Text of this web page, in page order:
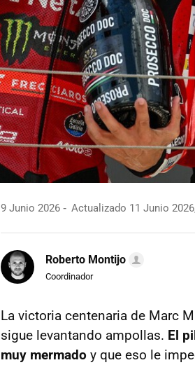
9 Junio 2026 Actualizado 11 Junio
Roberto Montijo
Coordinador
La victoria centenaria de Marc
sigue levantando ampollas. El
muy mermado y que eso le